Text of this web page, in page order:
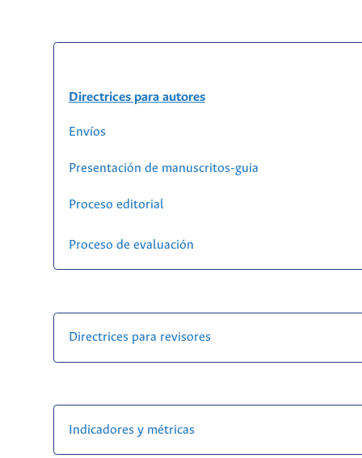
Directrices para autores
Envíos
Presentación de manuscritos-guia
Proceso editorial
Proceso de evaluación
Directrices para revisores
Indicadores y métricas